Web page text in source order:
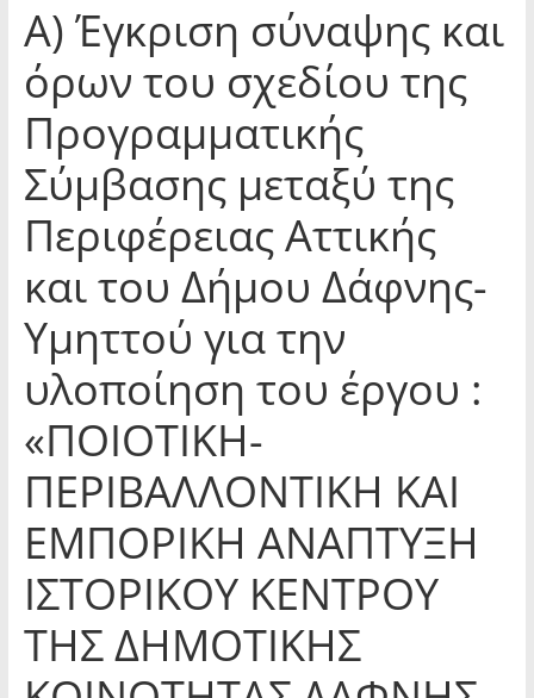
Α) Έγκριση σύναψης και
όρων του σχεδίου της
Προγραμματικής
Σύμβασης μεταξύ της
Περιφέρειας Αττικής
και του Δήμου Δάφνης-
Υμηττού για την
υλοποίηση του έργου :
«ΠΟΙΟΤΙΚΗ-
ΠΕΡΙΒΑΛΛΟΝΤΙΚΗ ΚΑΙ
ΕΜΠΟΡΙΚΗ ΑΝΑΠΤΥΞΗ
ΙΣΤΟΡΙΚΟΥ ΚΕΝΤΡΟΥ
ΤΗΣ ΔΗΜΟΤΙΚΗΣ